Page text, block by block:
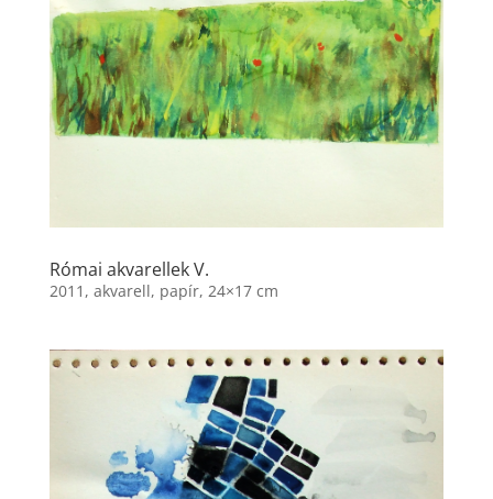
Római akvarellek V.
2011, akvarell, papír, 24×17 cm